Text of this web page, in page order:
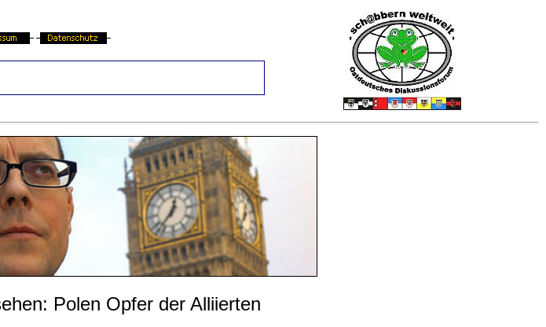
Polen Opfer der Alliierten